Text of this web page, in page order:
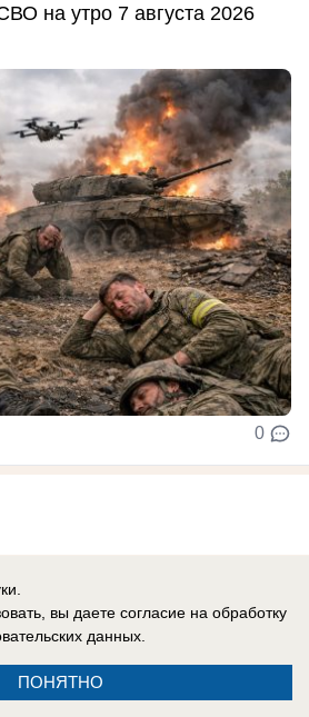
на утро 7 августа 2026
0
О компании
Информация
вы даете согласие на обработку
данных.
ПОНЯТНО